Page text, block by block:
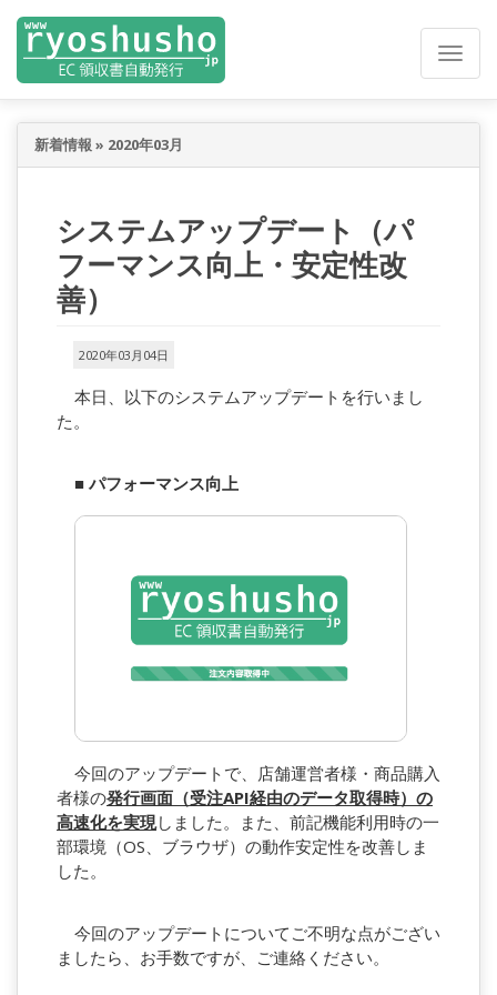
新着情報 » 2020年03月
システムアップデート（パ
フーマンス向上・安定性改
善）
2020年03月04日
本日、以下のシステムアップデートを行いまし
た。
■ パフォーマンス向上
今回のアップデートで、店舗運営者様・商品購入
者様の発行画面（受注API経由のデータ取得時）の
高速化を実現しました。また、前記機能利用時の一
部環境（OS、ブラウザ）の動作安定性を改善しま
した。
今回のアップデートについてご不明な点がござい
ましたら、お手数ですが、ご連絡ください。